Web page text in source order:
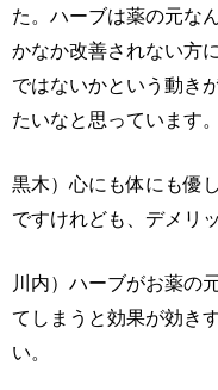
た。ハーブは薬の元な
かなか改善されない方
ではないかという動き
たいなと思っています。
黒木）心にも体にも優
ですけれども、デメリ
川内）ハーブがお薬の
てしまうと効果が効き
い。